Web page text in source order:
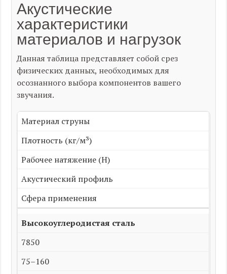
Акустические
характеристики
материалов и нагрузок
Данная таблица представляет собой срез
физических данных, необходимых для
осознанного выбора компонентов вашего
звучания.
Материал струны
Плотность (кг/м³)
Рабочее натяжение (Н)
Акустический профиль
Сфера применения
Высокоуглеродистая сталь
7850
75–160